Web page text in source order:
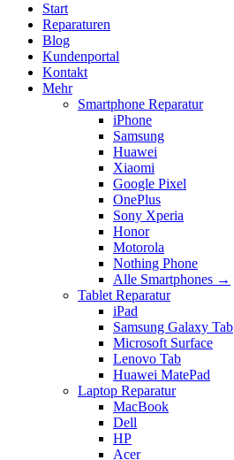
Start
Reparaturen
Blog
Kundenportal
Kontakt
Mehr
Smartphone Reparatur
iPhone
Samsung
Huawei
Xiaomi
Google Pixel
OnePlus
Sony Xperia
Honor
Motorola
Nothing Phone
Alle Smartphones →
Tablet Reparatur
iPad
Samsung Galaxy Tab
Microsoft Surface
Lenovo Tab
Huawei MatePad
Laptop Reparatur
MacBook
Dell
HP
Acer